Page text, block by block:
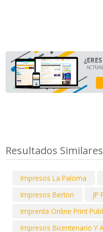
Resultados
Impresos La Paloma
Impresos Berton
JP
Imprenta Online Print
Impresos Bicentenario Y